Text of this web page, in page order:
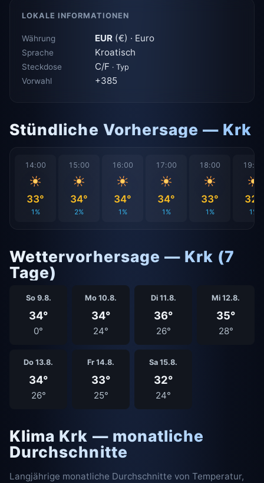
LOKALE INFORMATIONEN
Währung EUR (€) · Euro
Sprache Kroatisch
Steckdose C/F · Typ
Vorwahl +385
Stündliche Vorhersage — Krk
14:00
33°
1%
15:00
34°
2%
16:00
34°
1%
17:00
34°
1%
18:00
33°
1%
19:00
32°
1%
Wettervorhersage — Krk (7
Tage)
So 9.8.
34°
0°
Mo 10.8.
34°
24°
Di 11.8.
36°
26°
Mi 12.8.
35°
28°
Do 13.8.
34°
26°
Fr 14.8.
33°
25°
Sa 15.8.
32°
24°
Klima Krk — monatliche
Durchschnitte
Langjährige monatliche Durchschnitte von Temperatur,